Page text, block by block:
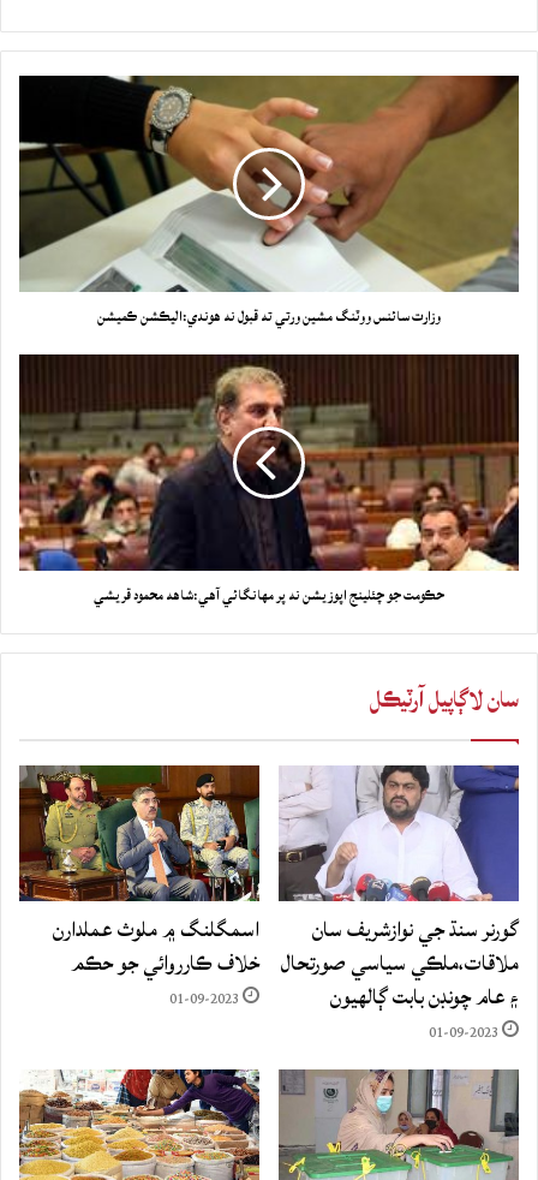
وزارت سائنس ووٽنگ مشين ورتي ته قبول نه هوندي:اليڪشن ڪميشن
حڪومت جو چئلينج اپوزيشن نه پر مهانگائي آهي:شاهه محمود قريشي
سان لاڳاپيل آرٽيڪل
گورنر سنڌ جي نوازشريف سان
ملاقات،ملڪي سياسي صورتحال
۽ عام چونڊن بابت ڳالهيون
01-09-2023
اسمگلنگ ۾ ملوث عملدارن
خلاف ڪارروائي جو حڪم
01-09-2023